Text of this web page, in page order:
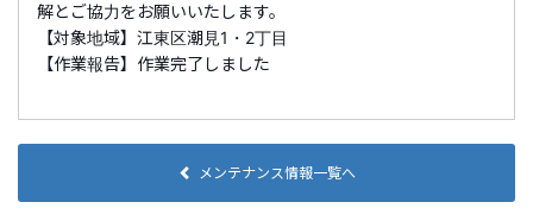
解とご協力をお願いいたします。
【対象地域】江東区潮見1・2丁目
【作業報告】作業完了しました
メンテナンス情報一覧へ